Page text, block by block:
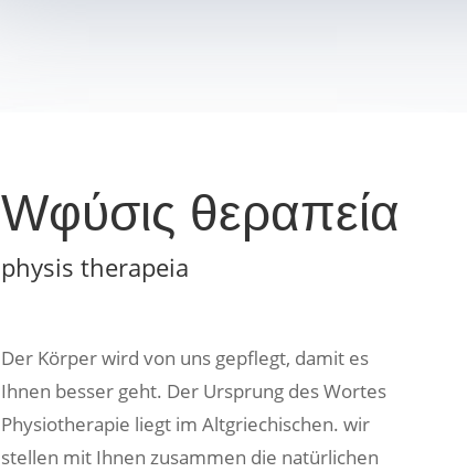
Wφύσις θεραπεία
physis therapeia
Der Körper wird von uns gepflegt, damit es
Ihnen besser geht. Der Ursprung des Wortes
Physiotherapie liegt im Altgriechischen. wir
stellen mit Ihnen zusammen die natürlichen